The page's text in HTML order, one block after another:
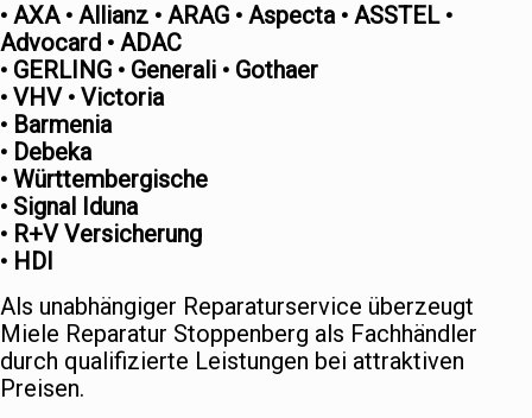
• AXA • Allianz • ARAG • Aspecta • ASSTEL •
Advocard • ADAC
• GERLING • Generali • Gothaer
• VHV • Victoria
• Barmenia
• Debeka
• Württembergische
• Signal Iduna
• R+V Versicherung
• HDI
Als unabhängiger Reparaturservice überzeugt
Miele Reparatur Stoppenberg als Fachhändler
durch qualifizierte Leistungen bei attraktiven
Preisen.